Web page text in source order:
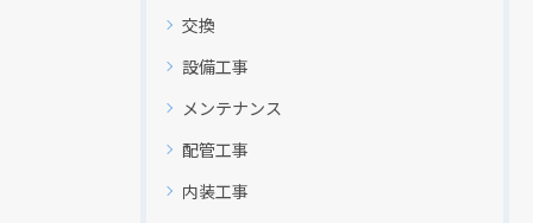
交換
設備工事
メンテナンス
配管工事
内装工事